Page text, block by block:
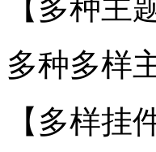
【多种主
多种多样
【多样挂